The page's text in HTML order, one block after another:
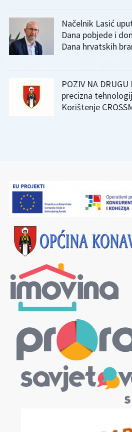
Načelnik Lasić
Dana pobjede i
Dana hrvatskih
POZIV NA
precizna
Korištenje